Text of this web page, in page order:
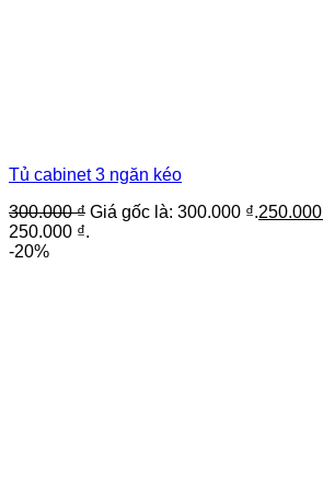
Tủ cabinet 3 ngăn kéo
300.000₫ Giá gốc là: 300.000 ₫.250.000
250.000 ₫.
-20%